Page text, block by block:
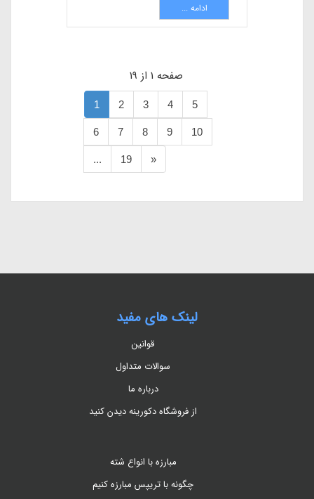
ادامه ...
صفحه 1 از 19
1 2 3 4 5
6 7 8 9 10
... 19 »
لینک های مفید
قوانین
سوالات متداول
درباره ما
از فروشگاه دکورینه دیدن کنید
مبارزه با انواع شته
چگونه با تریپس مبارزه کنیم